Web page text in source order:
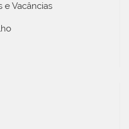
e Vacâncias